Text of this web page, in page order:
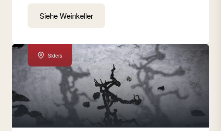
Siehe Weinkeller
Siders